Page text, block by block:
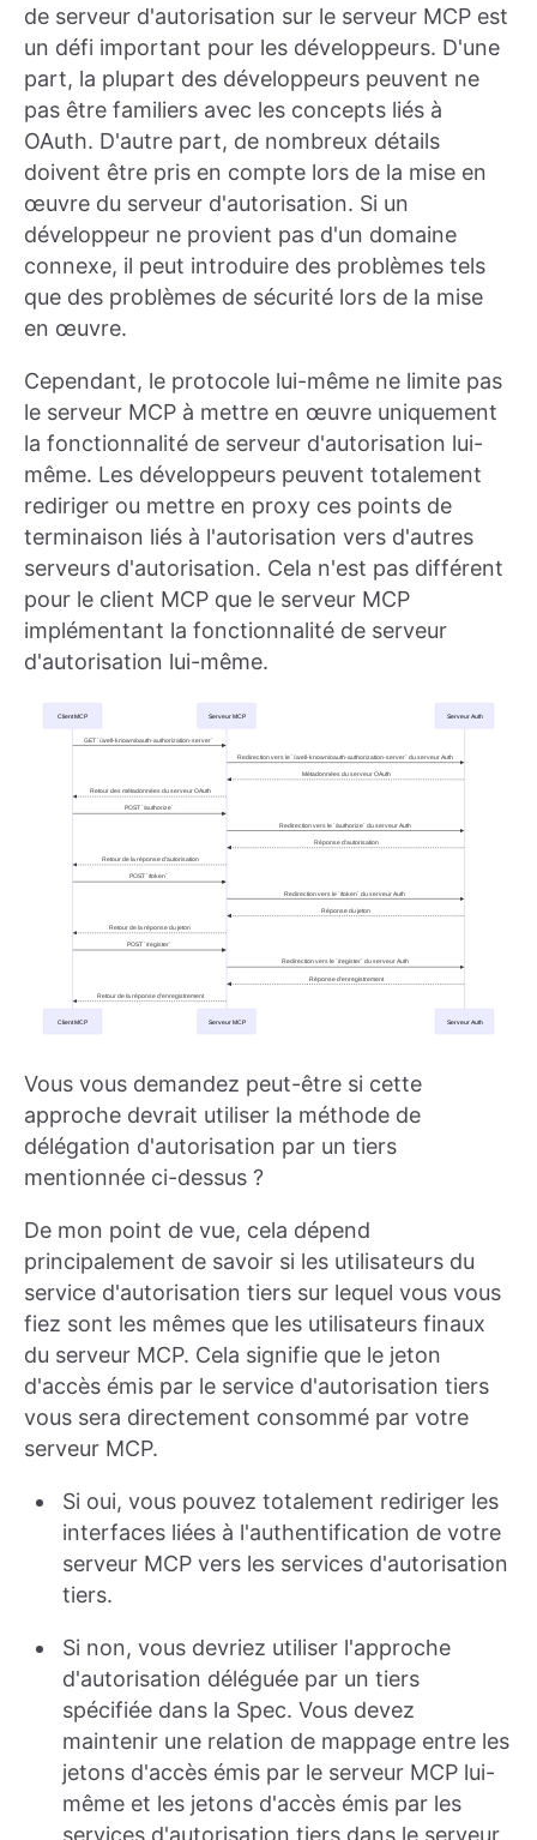
de serveur d'autorisation sur le serveur MCP est
un défi important pour les développeurs. D'une
part, la plupart des développeurs peuvent ne
pas être familiers avec les concepts liés à
OAuth. D'autre part, de nombreux détails
doivent être pris en compte lors de la mise en
œuvre du serveur d'autorisation. Si un
développeur ne provient pas d'un domaine
connexe, il peut introduire des problèmes tels
que des problèmes de sécurité lors de la mise
en œuvre.
Cependant, le protocole lui-même ne limite pas
le serveur MCP à mettre en œuvre uniquement
la fonctionnalité de serveur d'autorisation lui-
même. Les développeurs peuvent totalement
rediriger ou mettre en proxy ces points de
terminaison liés à l'autorisation vers d'autres
serveurs d'autorisation. Cela n'est pas différent
pour le client MCP que le serveur MCP
implémentant la fonctionnalité de serveur
d'autorisation lui-même.
Vous vous demandez peut-être si cette
approche devrait utiliser la méthode de
délégation d'autorisation par un tiers
mentionnée ci-dessus ?
De mon point de vue, cela dépend
principalement de savoir si les utilisateurs du
service d'autorisation tiers sur lequel vous vous
fiez sont les mêmes que les utilisateurs finaux
du serveur MCP. Cela signifie que le jeton
d'accès émis par le service d'autorisation tiers
vous sera directement consommé par votre
serveur MCP.
Si oui, vous pouvez totalement rediriger les
interfaces liées à l'authentification de votre
serveur MCP vers les services d'autorisation
tiers.
Si non, vous devriez utiliser l'approche
d'autorisation déléguée par un tiers
spécifiée dans la Spec. Vous devez
maintenir une relation de mappage entre les
jetons d'accès émis par le serveur MCP lui-
même et les jetons d'accès émis par les
services d'autorisation tiers dans le serveur